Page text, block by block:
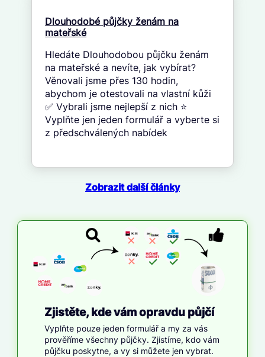
Dlouhodobé půjčky ženám na
mateřské
Hledáte Dlouhodobou půjčku ženám
na mateřské a nevíte, jak vybírat?
Věnovali jsme přes 130 hodin,
abychom je otestovali na vlastní kůži
✅ Vybrali jsme nejlepší z nich ⭐
Vyplňte jen jeden formulář a vyberte si
z předschválených nabídek
Zobrazit další články
Zjistěte, kde vám opravdu půjčí
Vyplňte pouze jeden formulář a my za vás
prověříme všechny půjčky. Zjistíme, kdo vám
půjčku poskytne, a vy si můžete jen vybrat.